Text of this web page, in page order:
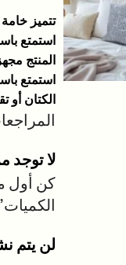
تتميز
استمتع
المنتج
استمتع
الكتان أو
لا توجد
لن يتم